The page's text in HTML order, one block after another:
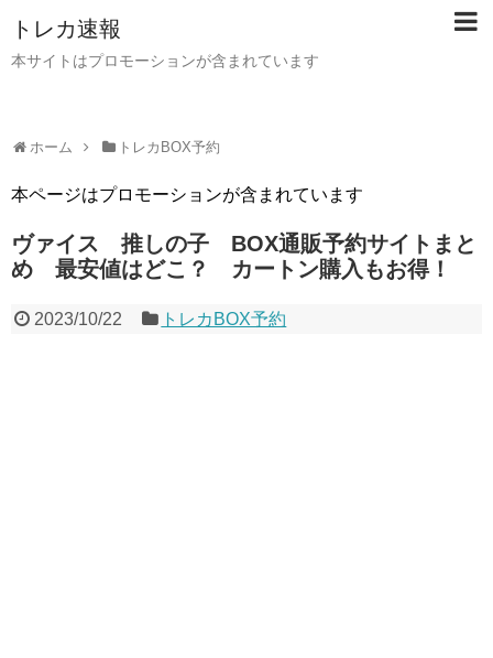
トレカ速報
本サイトはプロモーションが含まれています
ホーム トレカBOX予約
本ページはプロモーションが含まれています
ヴァイス 推しの子 BOX通販予約サイトまと
め 最安値はどこ？ カートン購入もお得！
2023/10/22 トレカBOX予約